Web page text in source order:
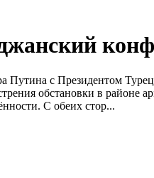
Путина с Президентом
обстановки в районе
С обеих стор...